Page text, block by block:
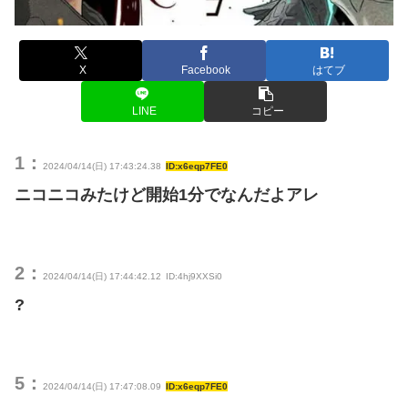
X Facebook はてブ
LINE コピー
1： 2024/04/14(日) 17:43:24.38 ID:x6eqp7FE0
ニコニコみたけど開始1分でなんだよアレ
2： 2024/04/14(日) 17:44:42.12 ID:4hj9XXSi0
?
5： 2024/04/14(日) 17:47:08.09 ID:x6eqp7FE0